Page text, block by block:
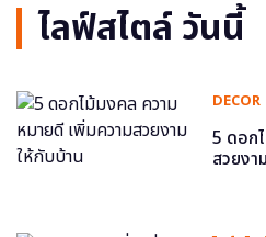
ไลฟ์สไตล์ วันนี้
DECOR
5 ดอก
สวยงา